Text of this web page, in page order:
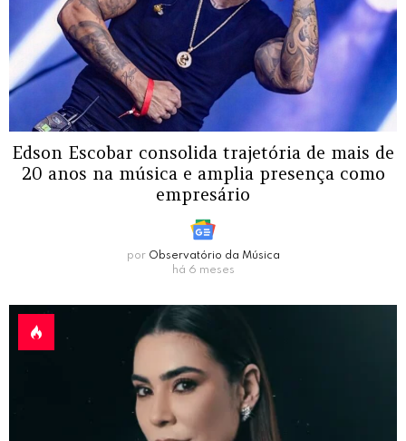
Edson Escobar consolida trajetória de mais de
20 anos na música e amplia presença como
empresário
por Observatório da Música
há 6 meses